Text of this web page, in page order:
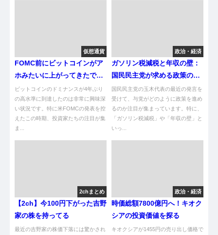
仮想通貨
FOMC前にビットコインがア
ホみたいに上がってきたで！
草
ビットコインのドミナンスが4年ぶり
の高水準に到達したのは非常に興味深
い状況です。特に米FOMCの発表を控
えたこの時期、投資家たちの注目が集
ま...
政治・経済
ガソリン税減税と年収の壁：
国民民主党が求める政策の行
方
国民民主党の玉木代表の最近の発言を
受けて、与党がどのように政策を進め
るのか注目が集まっています。特に、
「ガソリン税減税」や「年収の壁」と
いっ...
2chまとめ
【2ch】今100円下がった吉野
家の株を持ってる
最近の吉野家の株価下落には驚かされ
政治・経済
時価総額7800億円へ！キオク
シアの投資価値を探る
キオクシアが1455円の売り出し価格で